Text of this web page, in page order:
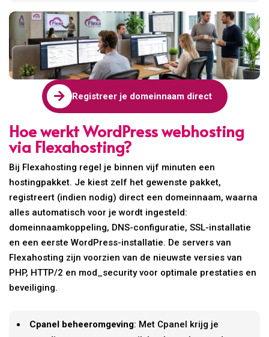
 Registreer je domeinnaam direct
Hoe werkt WordPress webhosting
via Flexahosting?
Bij Flexahosting regel je binnen vijf minuten een
hostingpakket. Je kiest zelf het gewenste pakket,
registreert (indien nodig) direct een domeinnaam, waarna
alles automatisch voor je wordt ingesteld:
domeinnaamkoppeling, DNS-configuratie, SSL-installatie
en een eerste WordPress-installatie. De servers van
Flexahosting zijn voorzien van de nieuwste versies van
PHP, HTTP/2 en mod_security voor optimale prestaties en
beveiliging.
Cpanel beheeromgeving: Met Cpanel krijg je